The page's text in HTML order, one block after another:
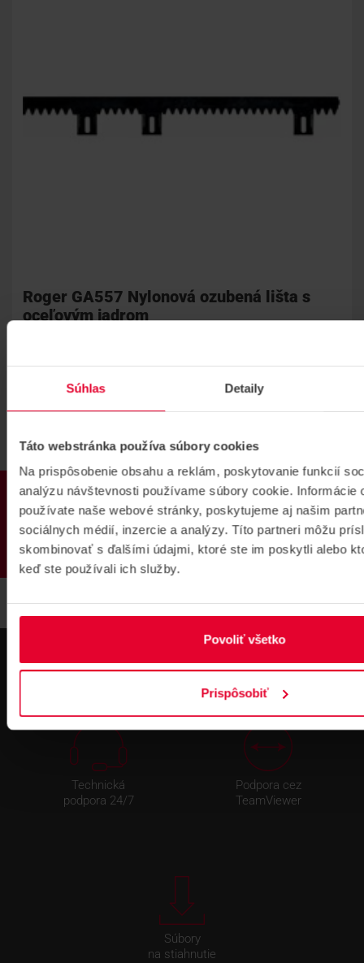
Súhlas Detaily
Táto webstránka používa súbory cookies
Na prispôsobenie obsahu a reklám, poskytovanie funkcií
analýzu návštevnosti používame súbory cookie. Informácie
používate naše webové stránky, poskytujeme aj našim
sociálnych médií, inzercie a analýzy. Títo partneri môžu
skombinovať s ďalšími údajmi, ktoré ste im poskytli alebo
keď ste používali ich služby.
Povoliť všetko
Prispôsobiť
PRODUKTY
Roger GA557 Nylonová ozubená lišta s
oceľovým jadrom
KOŠICE NA CESTE DUBNICA NAD VÁHOM
SKLADOM
BRATISLAVA
NA CESTE
Roger GA557
Technická
podpora 24/7
Podpora cez
TeamViewer
Súbory
na stiahnutie